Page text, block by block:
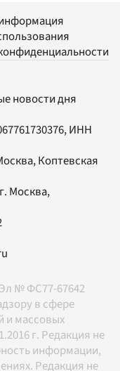
новости дня
ИНН
Коптевская
Москва,
№ ФС77-67642
в сфере
и массовых
г. Редакция не
информации,
Редакция не